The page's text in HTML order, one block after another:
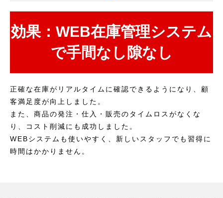
効果：WEB在庫管理システム
で手間なし隙なし
正確な在庫がリアルタイムに確認できるようになり、顧
客満足度が向上しました。
また、商品の発注・仕入・販売のタイムロスがなくな
り、コスト削減にも成功しました。
WEBシステムも使いやすく、新しいスタッフでも習得に
時間はかかりません。